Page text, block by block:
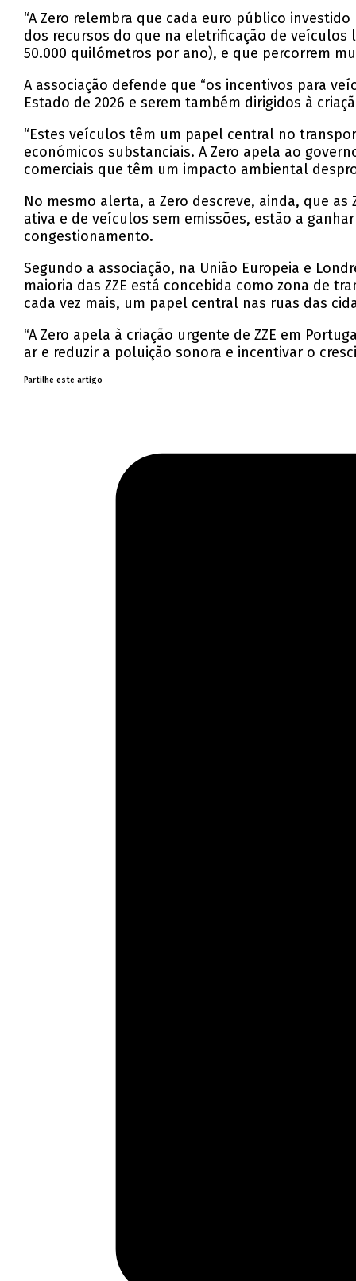
“A Zero relembra que cada euro público
dos recursos do que na eletrificação de veículos
50.000 quilómetros por ano), e que percorrem
A associação defende que “os incentivos para
Estado de 2026 e serem também dirigidos à
“Estes veículos têm um papel central no
económicos substanciais. A Zero apela ao
comerciais que têm um impacto ambiental
No mesmo alerta, a Zero descreve, ainda, que
ativa e de veículos sem emissões, estão a
congestionamento.
Segundo a associação, na União Europeia e
maioria das ZZE está concebida como zona de
cada vez mais, um papel central nas ruas das
“A Zero apela à criação urgente de ZZE em
ar e reduzir a poluição sonora e incentivar o
Partilhe este artigo